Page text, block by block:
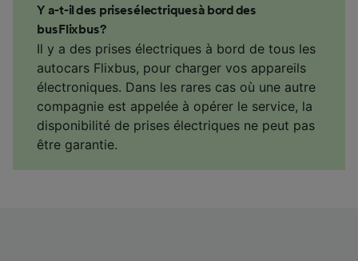
Y a-t-il des prises électriques à bord des
bus Flixbus ?
Il y a des prises électriques à bord de tous les
autocars Flixbus, pour charger vos appareils
électroniques. Dans les rares cas où une autre
compagnie est appelée à opérer le service, la
disponibilité de prises électriques ne peut pas
être garantie.